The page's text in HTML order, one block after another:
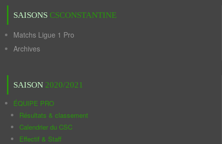
SAISONS CSCONSTANTINE
Matchs Ligue 1 Pro
Archives
SAISON 2020/2021
ÉQUIPE PRO
Résultats & classement
Calendrier du CSC
Effectif & Staff